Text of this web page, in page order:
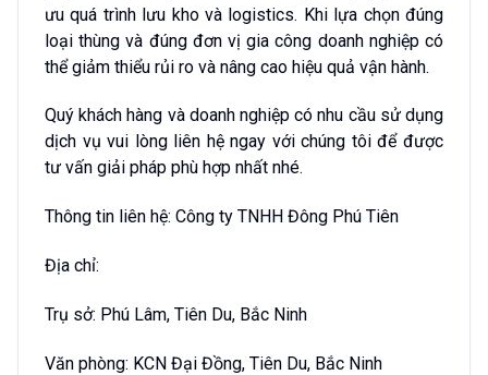
ưu quá trình lưu kho và logistics. Khi lựa chọn đúng
loại thùng và đúng đơn vị gia công doanh nghiệp có
thể giảm thiểu rủi ro và nâng cao hiệu quả vận hành.
Quý khách hàng và doanh nghiệp có nhu cầu sử dụng
dịch vụ vui lòng liên hệ ngay với chúng tôi để được
tư vấn giải pháp phù hợp nhất nhé.
Thông tin liên hệ: Công ty TNHH Đông Phú Tiên
Địa chỉ:
Trụ sở: Phú Lâm, Tiên Du, Bắc Ninh
Văn phòng: KCN Đại Đồng, Tiên Du, Bắc Ninh